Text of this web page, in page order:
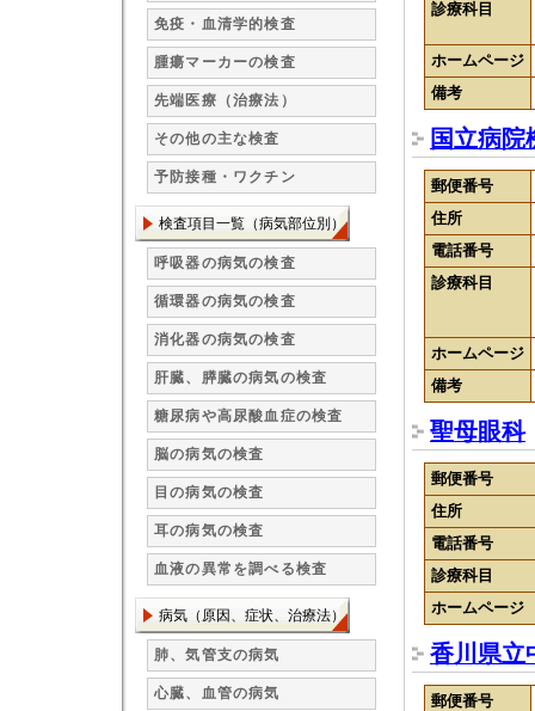
診療科目
ホームページ
備考
国立病院
郵便番号
住所
電話番号
診療科目
ホームページ
備考
聖母眼科
郵便番号
住所
電話番号
診療科目
ホームページ
香川県立
郵便番号
免疫・血清学的検査
腫瘍マーカーの検査
先端医療（治療法）
その他の主な検査
予防接種・ワクチン
検査項目一覧（病気部位別）
呼吸器の病気の検査
循環器の病気の検査
消化器の病気の検査
肝臓、膵臓の病気の検査
糖尿病や高尿酸血症の検査
脳の病気の検査
目の病気の検査
耳の病気の検査
血液の異常を調べる検査
病気（原因、症状、治療法）
肺、気管支の病気
心臓、血管の病気